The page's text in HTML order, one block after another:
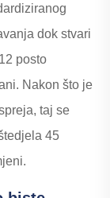
dok stvari
posto
Nakon što je
taj se
45